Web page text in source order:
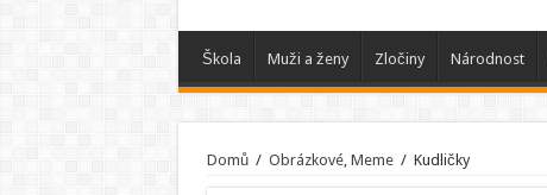
Škola Muži a ženy Zločiny Národnost
Domů / Obrázkové, Meme / Kudličky